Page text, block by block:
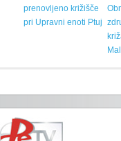
prenovljeno križišče
pri Upravni enoti Ptuj